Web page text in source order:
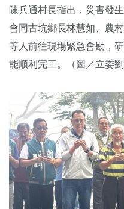
陳兵通村長指出，災害發
會同古坑鄉長林慧如、農
等人前往現場緊急會勘，
能順利完工。（圖／立委